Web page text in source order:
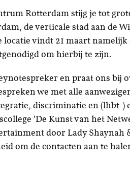
Rotterdam stijg je tot
de verticale stad aan de
locatie vindt 21 maart namelijk
om hierbij te zijn.
en praat ons bij
we met alle
discriminatie en (lhbt-)
‘De Kunst van het
door Lady Shaynah
om de contacten aan te